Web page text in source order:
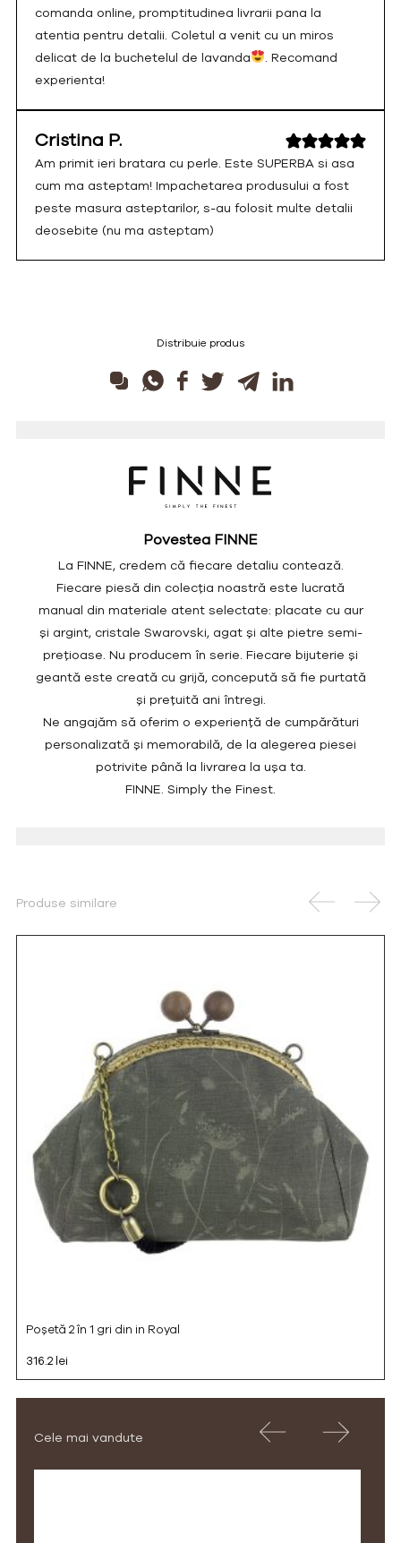
comanda online, promptitudinea livrarii pana la
atentia pentru detalii. Coletul a venit cu un miros
delicat de la buchetelul de lavanda
. Recomand
experienta!
Cristina P.
Am primit ieri bratara cu perle. Este SUPERBA si asa
cum ma asteptam! Impachetarea produsului a fost
peste masura asteptarilor, s-au folosit multe detalii
deosebite (nu ma asteptam)
Distribuie produs
Povestea FINNE
La FINNE, credem că fiecare detaliu contează.
Fiecare piesă din colecția noastră este lucrată
manual din materiale atent selectate: placate cu aur
și argint, cristale Swarovski, agat și alte pietre semi-
prețioase. Nu producem în serie. Fiecare bijuterie și
geantă este creată cu grijă, concepută să fie purtată
și prețuită ani întregi.
Ne angajăm să oferim o experiență de cumpărături
personalizată și memorabilă, de la alegerea piesei
potrivite până la livrarea la ușa ta.
FINNE. Simply the Finest.
Produse similare
Poșetă 2 în 1 gri din in Royal
316.2 lei
Cele mai vandute